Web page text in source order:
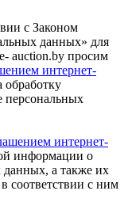
с Законом
данных» для
auction.by просим
интернет-
обработку
персональных
интернет-
информации о
данных, а также их
соответствии с ним